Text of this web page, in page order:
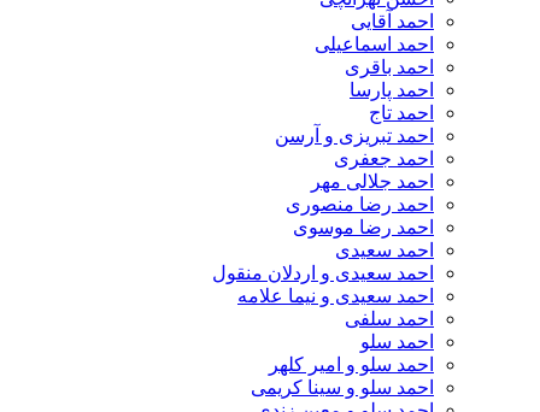
احمد آقایی
احمد اسماعیلی
احمد باقری
احمد پارسا
احمد تاج
احمد تبریزی و آرسن
احمد جعفری
احمد جلالی مهر
احمد رضا منصوری
احمد رضا موسوی
احمد سعیدی
احمد سعیدی و اردلان منقول
احمد سعیدی و نیما علامه
احمد سلفی
احمد سلو
احمد سلو و امیر کلهر
احمد سلو و سینا کریمی